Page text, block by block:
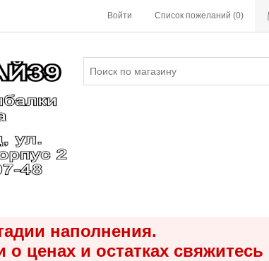
Войти Список пожеланий (0)
наполнения.
ценах и остатках свяжитесь